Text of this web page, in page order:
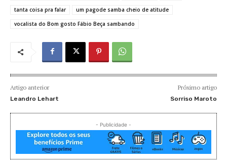
tanta coisa pra falar
um pagode samba cheio de atitude
vocalista do Bom gosto Fábio Beça sambando
Artigo anterior
Leandro Lehart
Próximo artigo
Sorriso Maroto
- Publicidade -